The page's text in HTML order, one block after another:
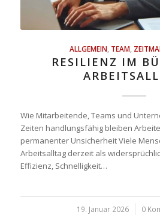
ALLGEMEIN, TEAM,
RESILIENZ IM
Wie Mitarbeitende, Teams und
Zeiten handlungsfähig bleiben
permanenter Unsicherheit Viele
Arbeitsalltag derzeit als
Effizienz, Schnelligkeit…
19. Januar 2026
/ 0